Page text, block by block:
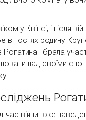
у Квінсі, і після
в гостях родину
і брала
над своїми
час війни вже